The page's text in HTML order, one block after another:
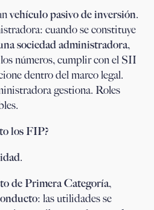
vehículo pasivo de inversión.
cuando se constituye
sociedad administradora,
números, cumplir con el SII
dentro del marco legal.
gestiona. Roles
los FIP?
.
de Primera Categoría,
: las utilidades se